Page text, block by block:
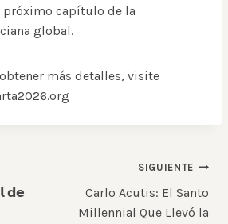
próximo capítulo de la
global.
más detalles, visite
𝗱𝗲
SIGUIENTE
Carlo Acutis: El Santo
Millennial Que Llevó la